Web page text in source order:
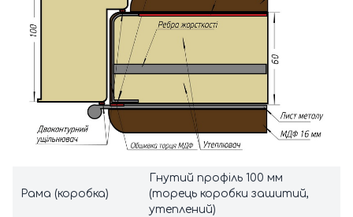
Рама (коробка)
Гнутий профіль 100 мм
(торець коробки зашитий,
утеплений)